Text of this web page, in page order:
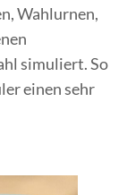
Wahlurnen,
simuliert. So
einen sehr